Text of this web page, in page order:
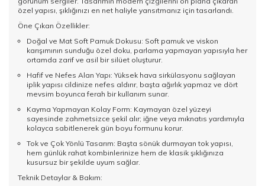
özel yapısı, şıklığınızı en net haliyle yansıtmanız için tasarlandı.
Öne Çıkan Özellikler:
Doğal ve Mat Soft Pamuk Dokusu: Soft pamuk ve viskon
karışımının sunduğu özel doku, parlama yapmayan yapısıyla her
ortamda zarif ve asil bir silüet oluşturur.
Hafif ve Nefes Alan Yapı: Yüksek hava sirkülasyonu sağlayan
iplik yapısı cildinize nefes aldırır, başta ağırlık yapmaz ve dört
mevsim boyunca ferah bir kullanım sunar.
Kayma Yapmayan Kolay Form: Kaymayan özel yüzeyi
sayesinde zahmetsizce şekil alır; iğne veya mıknatıs yardımıyla
kolayca sabitlenerek gün boyu formunu korur.
Tok ve Çok Yönlü Tasarım: Başta sönük durmayan tok yapısı,
hem günlük rahat kombinlerinize hem de klasik şıklığınıza
kusursuz bir şekilde uyum sağlar.
Teknik Detaylar & Bakım: